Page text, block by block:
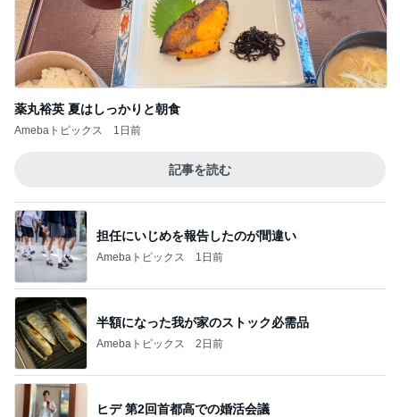
薬丸裕英 夏はしっかりと朝食
Amebaトピックス 1日前
記事を読む
担任にいじめを報告したのが間違い
Amebaトピックス 1日前
半額になった我が家のストック必需品
Amebaトピックス 2日前
ヒデ 第2回首都高での婚活会議